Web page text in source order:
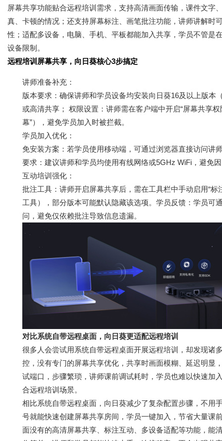
屏幕共享功能贴合远程培训需求，支持高清画面传输，课件文
真、卡顿的情况；还支持屏幕标注、画笔批注功能，讲师讲解时
性；适配多设备，电脑、手机、平板都能加入共享，学员不管是
设备限制。
远程培训屏幕共享，向日葵核心3步搞定
讲师准备补充：
版本要求：确保讲师和学员设备均安装向日葵16及以上版
或高清共享； 权限设置：讲师需在客户端中开启“屏幕共享
幕”），避免学员加入时被拦截。
学员加入优化：
免安装方案：若学员使用移动端，可通过浏览器直接访问讲
要求：建议讲师和学员均使用有线网络或5GHz WiFi，避免
互动培训强化：
批注工具：讲师开启屏幕共享后，需在工具栏中手动启用“
工具），部分版本可能默认隐藏该选项。学员反馈：学员可
问，避免仅依赖批注导致信息遗漏。
对比系统自带远程桌面，向日葵更适配远程培训
很多人会尝试用系统自带远程桌面开展远程培训，却发现诸
控，没有专门的屏幕共享优化，共享时画面模糊、延迟明显
试端口，步骤繁琐，讲师课前调试耗时，学员也难以快速加
合远程培训场景。
相比系统自带远程桌面，向日葵减少了复杂配置步骤，不用
号就能快速创建屏幕共享房间，学员一键加入，节省大量课
面没有的高清屏幕共享、标注互动、多设备适配等功能，能